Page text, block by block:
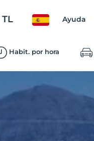
TL Ayuda
Habit. por hora